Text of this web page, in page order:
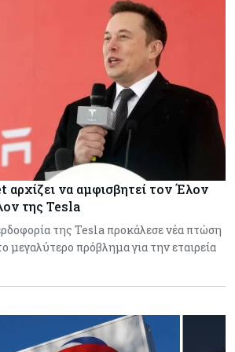
αρχίζει να αμφισβητεί τον Έλον
της Tesla
της Tesla προκάλεσε νέα πτώση
μεγαλύτερο πρόβλημα για την εταιρεία